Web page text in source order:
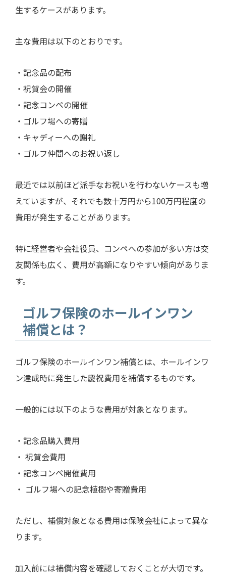
生するケースがあります。
主な費用は以下のとおりです。
・記念品の配布
・祝賀会の開催
・記念コンペの開催
・ゴルフ場への寄贈
・キャディーへの謝礼
・ゴルフ仲間へのお祝い返し
最近では以前ほど派手なお祝いを行わないケースも増
えていますが、それでも数十万円から100万円程度の
費用が発生することがあります。
特に経営者や会社役員、コンペへの参加が多い方は交
友関係も広く、費用が高額になりやすい傾向がありま
す。
ゴルフ保険のホールインワン
補償とは？
ゴルフ保険のホールインワン補償とは、ホールインワ
ン達成時に発生した慶祝費用を補償するものです。
一般的には以下のような費用が対象となります。
・記念品購入費用
・ 祝賀会費用
・記念コンペ開催費用
・ ゴルフ場への記念植樹や寄贈費用
ただし、補償対象となる費用は保険会社によって異な
ります。
加入前には補償内容を確認しておくことが大切です。